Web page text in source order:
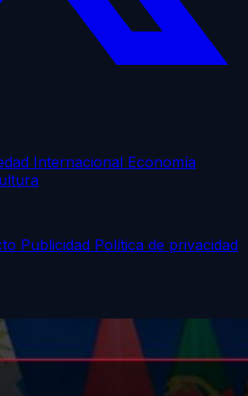
Internacional Economía
Publicidad Política de privacidad